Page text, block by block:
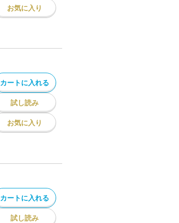
お気に入り
カートに入れる
試し読み
お気に入り
カートに入れる
試し読み